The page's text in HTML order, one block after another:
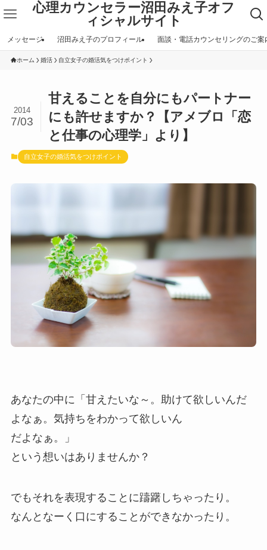
心理カウンセラー沼田みえ子オフ
ィシャルサイト
メッセージ 沼田みえ子のプロフィール 面談・電話カウンセリングのご案
ホーム 婚活 自立女子の婚活気をつけポイント
甘えることを自分にもパートナー
にも許せますか？【アメブロ「恋
と仕事の心理学」より】
2014
7/03
自立女子の婚活気をつけポイント
あなたの中に「甘えたいな～。助けて欲しいんだ
よなぁ。気持ちをわかって欲しいん
だよなぁ。」
という想いはありませんか？
でもそれを表現することに躊躇しちゃったり。
なんとなーく口にすることができなかったり。